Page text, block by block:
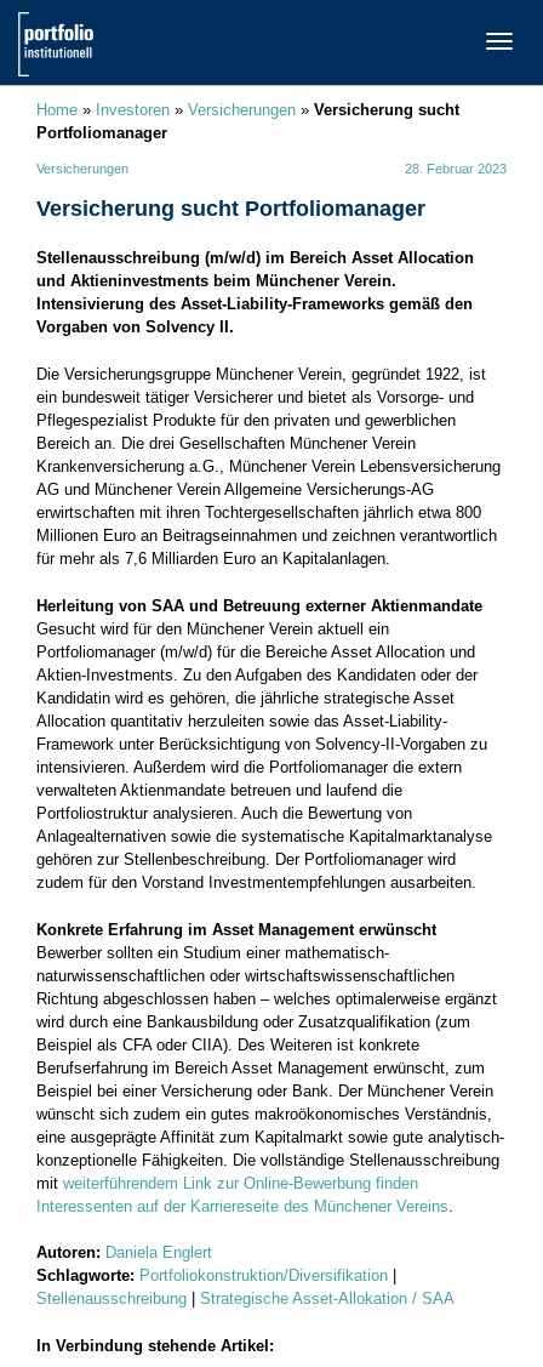
Home » Investoren » Versicherungen » Versicherung sucht
Portfoliomanager
Versicherungen 28. Februar 2023
Versicherung sucht Portfoliomanager
Stellenausschreibung (m/w/d) im Bereich Asset Allocation
und Aktieninvestments beim Münchener Verein.
Intensivierung des Asset-Liability-Frameworks gemäß den
Vorgaben von Solvency II.
Die Versicherungsgruppe Münchener Verein, gegründet 1922, ist
ein bundesweit tätiger Versicherer und bietet als Vorsorge- und
Pflegespezialist Produkte für den privaten und gewerblichen
Bereich an. Die drei Gesellschaften Münchener Verein
Krankenversicherung a.G., Münchener Verein Lebensversicherung
AG und Münchener Verein Allgemeine Versicherungs-AG
erwirtschaften mit ihren Tochtergesellschaften jährlich etwa 800
Millionen Euro an Beitragseinnahmen und zeichnen verantwortlich
für mehr als 7,6 Milliarden Euro an Kapitalanlagen.
Herleitung von SAA und Betreuung externer Aktienmandate
Gesucht wird für den Münchener Verein aktuell ein
Portfoliomanager (m/w/d) für die Bereiche Asset Allocation und
Aktien-Investments. Zu den Aufgaben des Kandidaten oder der
Kandidatin wird es gehören, die jährliche strategische Asset
Allocation quantitativ herzuleiten sowie das Asset-Liability-
Framework unter Berücksichtigung von Solvency-II-Vorgaben zu
intensivieren. Außerdem wird die Portfoliomanager die extern
verwalteten Aktienmandate betreuen und laufend die
Portfoliostruktur analysieren. Auch die Bewertung von
Anlagealternativen sowie die systematische Kapitalmarktanalyse
gehören zur Stellenbeschreibung. Der Portfoliomanager wird
zudem für den Vorstand Investmentempfehlungen ausarbeiten.
Konkrete Erfahrung im Asset Management erwünscht
Bewerber sollten ein Studium einer mathematisch-
naturwissenschaftlichen oder wirtschaftswissenschaftlichen
Richtung abgeschlossen haben – welches optimalerweise ergänzt
wird durch eine Bankausbildung oder Zusatzqualifikation (zum
Beispiel als CFA oder CIIA). Des Weiteren ist konkrete
Berufserfahrung im Bereich Asset Management erwünscht, zum
Beispiel bei einer Versicherung oder Bank. Der Münchener Verein
wünscht sich zudem ein gutes makroökonomisches Verständnis,
eine ausgeprägte Affinität zum Kapitalmarkt sowie gute analytisch-
konzeptionelle Fähigkeiten. Die vollständige Stellenausschreibung
mit weiterführendem Link zur Online-Bewerbung finden
Interessenten auf der Karriereseite des Münchener Vereins
Autoren: Daniela Englert
Schlagworte: Portfoliokonstruktion/Diversifikation
Stellenausschreibung
Strategische Asset-Allokation / SAA
In Verbindung stehende Artikel: